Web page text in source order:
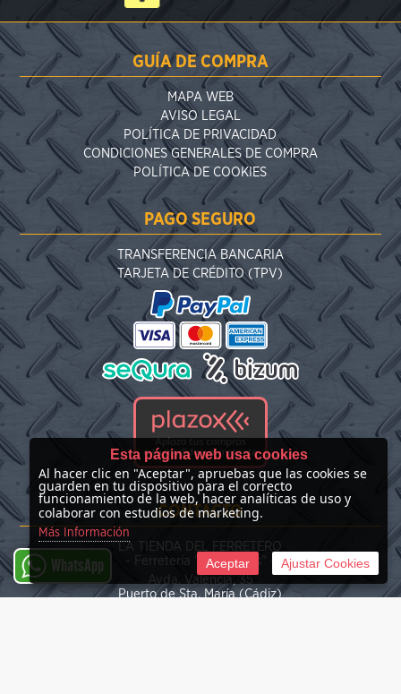
GUÍA DE COMPRA
MAPA WEB
AVISO LEGAL
POLÍTICA DE PRIVACIDAD
CONDICIONES GENERALES DE COMPRA
POLÍTICA DE COOKIES
PAGO SEGURO
TRANSFERENCIA BANCARIA
TARJETA DE CRÉDITO (TPV)
CONTACTO
LA TIENDA DEL FERRETERO
- Ferretería "Las Nieves" -
Avda. Valencia, 35
Puerto de Sta. María (Cádiz)
WhatsApp
Esta página web usa cookies
Al hacer clic en "Aceptar", apruebas que las cookies se
guarden en tu dispositivo para el correcto
funcionamiento de la web, hacer analíticas de uso y
colaborar con estudios de marketing.
Más Información
Aceptar Ajustar Cookies